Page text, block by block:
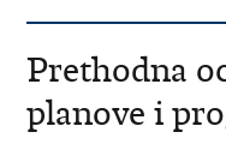
Prethodna
planove i